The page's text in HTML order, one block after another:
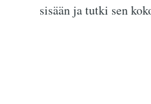
sisään ja tutki sen